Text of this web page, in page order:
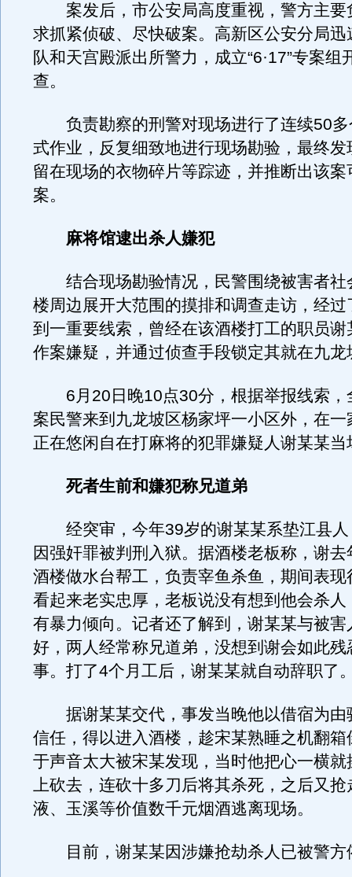
案发后，市公安局高度重视，警方主要
求抓紧侦破、尽快破案。高新区公安分局迅
队和天宫殿派出所警力，成立“6·17”专案组
查。
负责勘察的刑警对现场进行了连续50多
式作业，反复细致地进行现场勘验，最终发
留在现场的衣物碎片等踪迹，并推断出该案
案。
麻将馆逮出杀人嫌犯
结合现场勘验情况，民警围绕被害者社
楼周边展开大范围的摸排和调查走访，经过
到一重要线索，曾经在该酒楼打工的职员谢
作案嫌疑，并通过侦查手段锁定其就在九龙
6月20日晚10点30分，根据举报线索，
案民警来到九龙坡区杨家坪一小区外，在一
正在悠闲自在打麻将的犯罪嫌疑人谢某某当
死者生前和嫌犯称兄道弟
经突审，今年39岁的谢某某系垫江县人
因强奸罪被判刑入狱。据酒楼老板称，谢
酒楼做水台帮工，负责宰鱼杀鱼，期间表现
看起来老实忠厚，老板说没有想到他会杀人
有暴力倾向。记者还了解到，谢某某与被害
好，两人经常称兄道弟，没想到谢会如此残
事。打了4个月工后，谢某某就自动辞职了
据谢某某交代，事发当晚他以借宿为由
信任，得以进入酒楼，趁宋某熟睡之机翻箱
于声音太大被宋某发现，当时他把心一横就
上砍去，连砍十多刀后将其杀死，之后又抢
液、玉溪等价值数千元烟酒逃离现场。
目前，谢某某因涉嫌抢劫杀人已被警方